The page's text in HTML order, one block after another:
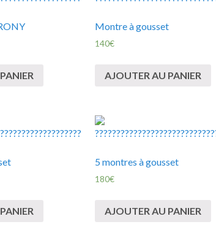
Montre à gousset
140€
AJOUTER AU PANIER
5 montres à gousset
180€
AJOUTER AU PANIER